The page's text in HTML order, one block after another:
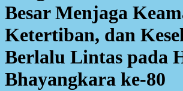
Besar Menjaga
Ketertiban, dan
Berlalu Lintas pada
Bhayangkara ke-80